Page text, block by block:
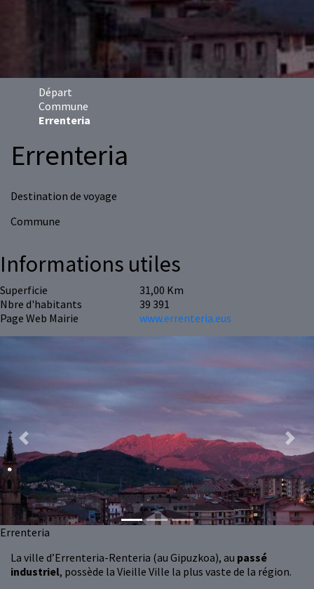
Départ
Commune
Errenteria
Errenteria
Destination de voyage
Commune
La ville d’Errenteria-Renteria (au Gipuzkoa), au passé
industriel, possède la Vieille Ville la plus vaste de la région.
Informations utiles
Superficie
31,00 Km
Nbre d'habitants
39 391
Page Web Mairie
www.errenteria.eus
Errenteria
Previous Next